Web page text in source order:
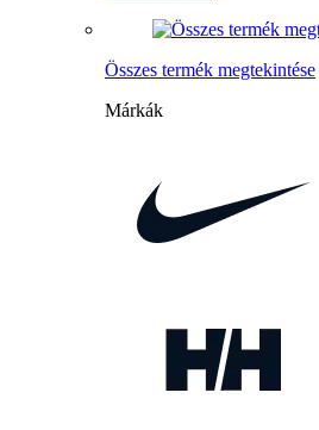
Összes termék megtekintése
Márkák